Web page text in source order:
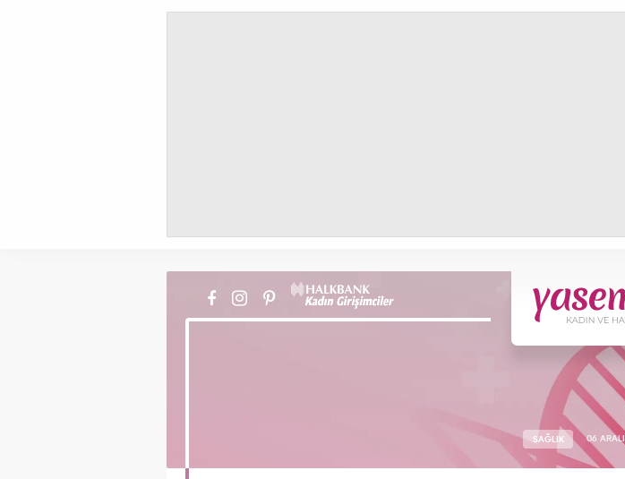
SAĞLIK 06